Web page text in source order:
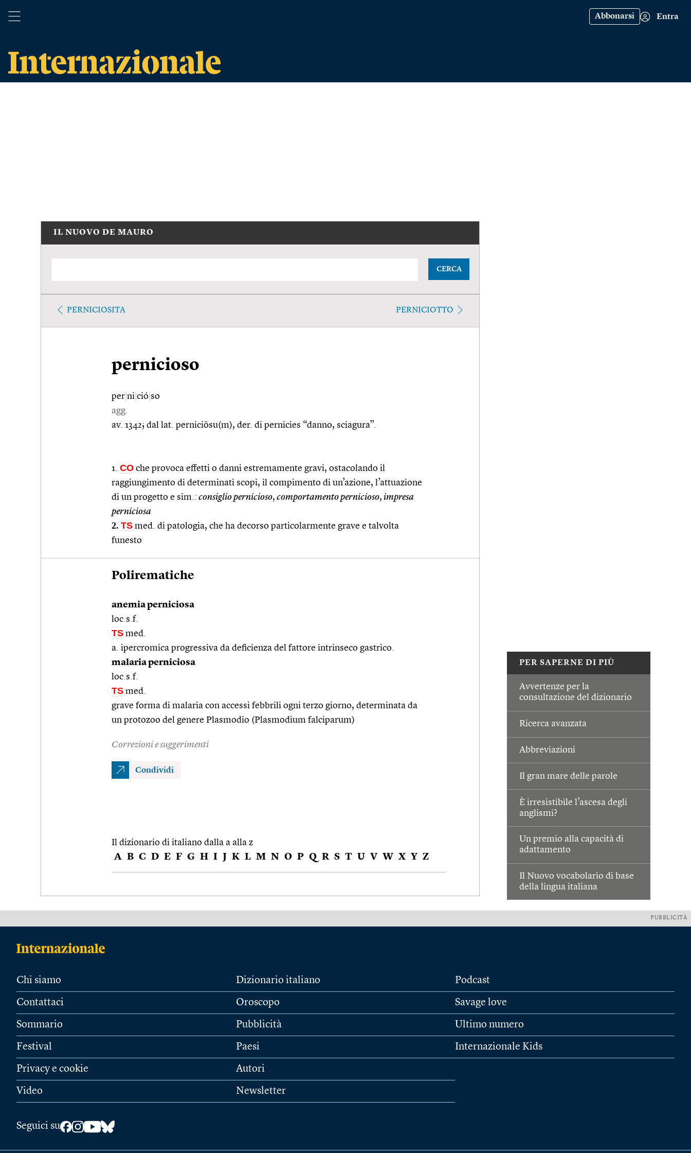
Abbonarsi Entra
PER SAPERNE DI PIÙ
Avvertenze per la
consultazione del dizionario
Ricerca avanzata
Abbreviazioni
Il gran mare delle parole
È irresistibile l’ascesa degli
anglismi?
Un premio alla capacità di
adattamento
Il Nuovo vocabolario di base
della lingua italiana
IL NUOVO DE MAURO
CERCA
PERNICIOSITA PERNICIOTTO
pernicioso
per ni ció so
agg.
av. 1342; dal lat. perniciōsu(m), der. di pernicies “danno, sciagura”.
1. CO che provoca effetti o danni estremamente gravi, ostacolando il
raggiungimento di determinati scopi, il compimento di un’azione, l’attuazione
di un progetto e sim.: consiglio pernicioso, comportamento pernicioso, impresa
perniciosa
2. TS med. di patologia, che ha decorso particolarmente grave e talvolta
funesto
Polirematiche
anemia perniciosa
loc.s.f.
TS med.
a. ipercromica progressiva da deficienza del fattore intrinseco gastrico.
malaria perniciosa
loc.s.f.
TS med.
grave forma di malaria con accessi febbrili ogni terzo giorno, determinata da
un protozoo del genere Plasmodio (Plasmodium falciparum)
Correzioni e suggerimenti
Condividi
Il dizionario di italiano dalla a alla z
A B C D E F G H I J K L M N O P Q R S T U V W X Y Z
PUBBLICITÀ
Chi siamo
Contattaci
Sommario
Festival
Privacy e cookie
Video
Dizionario italiano
Oroscopo
Pubblicità
Paesi
Autori
Newsletter
Podcast
Savage love
Ultimo numero
Internazionale Kids
Seguici su